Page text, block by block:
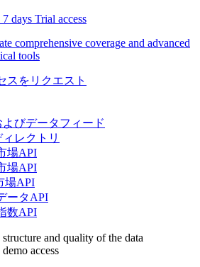
7 days Trial access
comprehensive coverage and advanced
tools
スをリクエスト
よびデータフィード
レクトリ
場API
場API
場API
ータAPI
数API
and quality of the data
access